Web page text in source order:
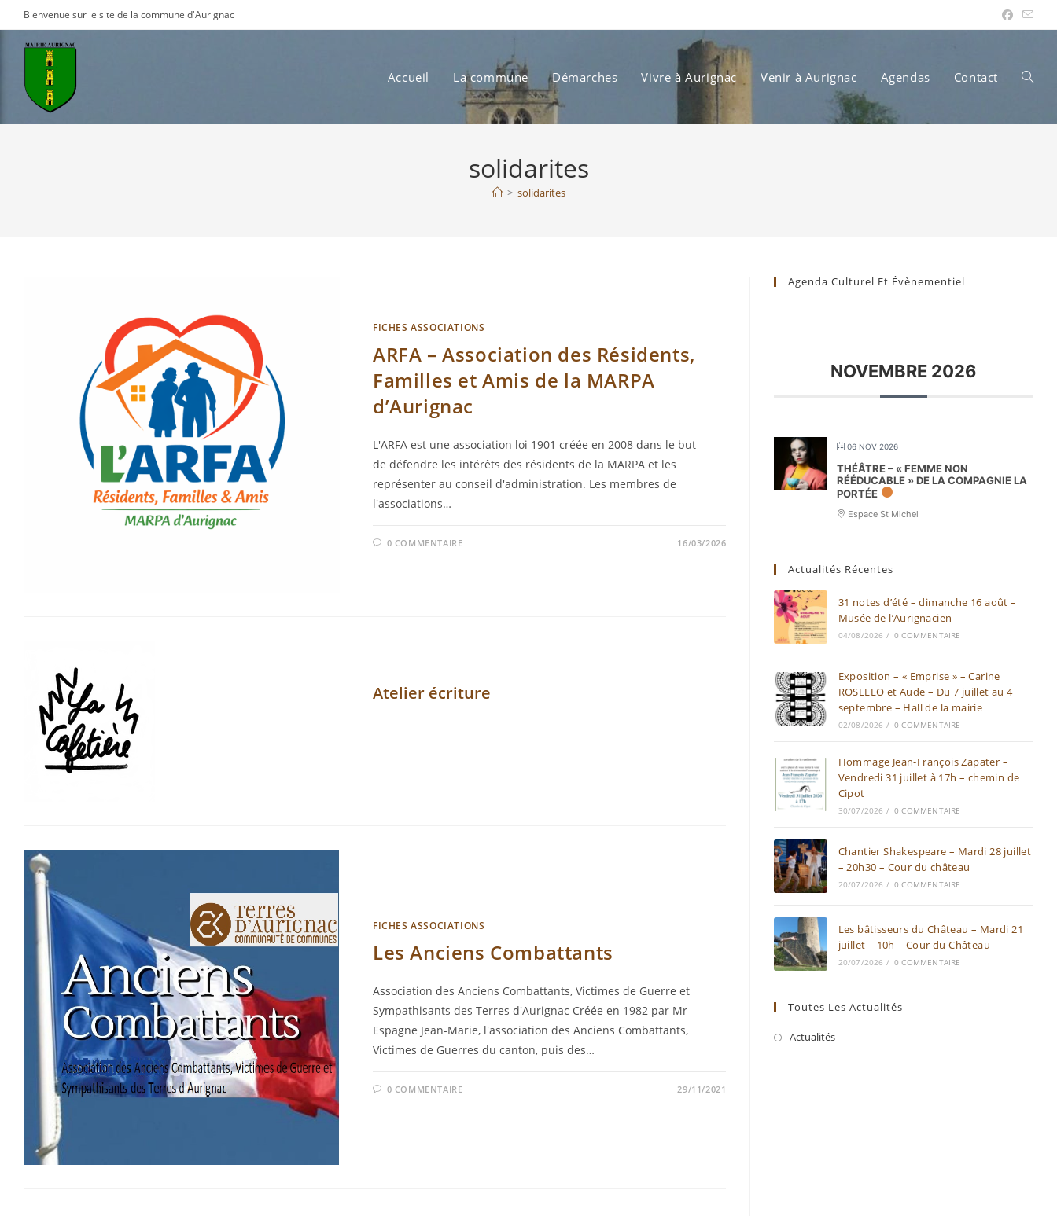
to
content
Bienvenue sur le site de la commune d'Aurignac
Accueil La commune Démarches Vivre à Aurignac Venir à Aurignac Agendas Contact Toggle
solidarites
> solidarites
FICHES ASSOCIATIONS
ARFA – Association des Résidents,
Familles et Amis de la MARPA
d’Aurignac
L'ARFA est une association loi 1901 créée en 2008 dans le but
de défendre les intérêts des résidents de la MARPA et les
représenter au conseil d'administration. Les membres de
l'associations…
0 COMMENTAIRE 16/03/2026
Atelier écriture
FICHES ASSOCIATIONS
Les Anciens Combattants
Association des Anciens Combattants, Victimes de Guerre et
Sympathisants des Terres d'Aurignac Créée en 1982 par Mr
Espagne Jean-Marie, l'association des Anciens Combattants,
Victimes de Guerres du canton, puis des…
0 COMMENTAIRE 29/11/2021
Agenda Culturel Et Évènementiel
NOVEMBRE 2026
06 NOV 2026
THÉÂTRE – « FEMME NON
RÉÉDUCABLE » DE LA COMPAGNIE LA
PORTÉE
Espace St Michel
Actualités Récentes
31 notes d’été – dimanche 16 août –
Musée de l’Aurignacien
04/08/2026 / 0 COMMENTAIRE
Exposition – « Emprise » – Carine
ROSELLO et Aude – Du 7 juillet au 4
septembre – Hall de la mairie
02/08/2026 / 0 COMMENTAIRE
Hommage Jean-François Zapater –
Vendredi 31 juillet à 17h – chemin de
Cipot
30/07/2026 / 0 COMMENTAIRE
Chantier Shakespeare – Mardi 28 juillet
– 20h30 – Cour du château
20/07/2026 / 0 COMMENTAIRE
Les bâtisseurs du Château – Mardi 21
juillet – 10h – Cour du Château
20/07/2026 / 0 COMMENTAIRE
Toutes Les Actualités
Actualités